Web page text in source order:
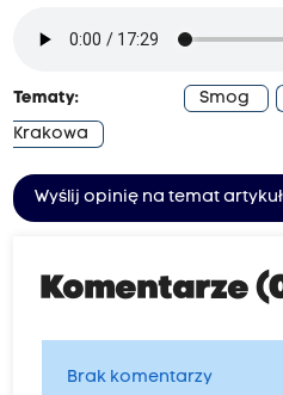
Tematy: Smog
Krakowa
Wyślij opinię na temat
Komentarze
Brak komentarzy